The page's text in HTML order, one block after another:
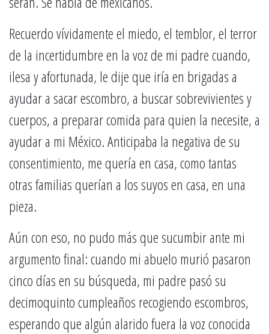
Recuerdo vívidamente el miedo, el temblor, el terror
de la incertidumbre en la voz de mi padre cuando,
ilesa y afortunada, le dije que iría en brigadas a
ayudar a sacar escombro, a buscar sobrevivientes y
cuerpos, a preparar comida para quien la necesite, a
ayudar a mi México. Anticipaba la negativa de su
consentimiento, me quería en casa, como tantas
otras familias querían a los suyos en casa, en una
pieza.
Aún con eso, no pudo más que sucumbir ante mi
argumento final: cuando mi abuelo murió pasaron
cinco días en su búsqueda, mi padre pasó su
decimoquinto cumpleaños recogiendo escombros,
esperando que algún alarido fuera la voz conocida